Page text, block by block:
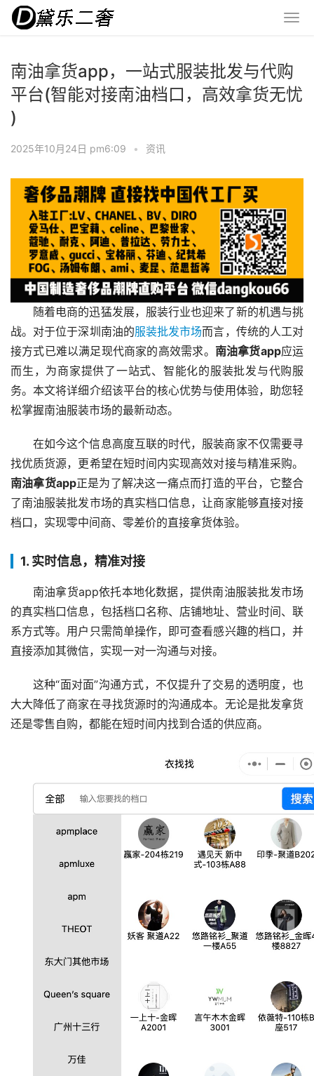
南油拿货app，一站式服装批发与代购
平台(智能对接南油档口，高效拿货无忧
)
2025年10月24日 pm6:09 • 资讯
随着电商的迅猛发展，服装行业也迎来了新的机遇与挑
战。对于位于深圳南油的服装批发市场而言，传统的人工对
接方式已难以满足现代商家的高效需求。 南油拿货app应运
而生，为商家提供了一站式、智能化的服装批发与代购服
务。本文将详细介绍该平台的核心优势与使用体验，助您轻
松掌握南油服装市场的最新动态。
在如今这个信息高度互联的时代，服装商家不仅需要寻
找优质货源，更希望在短时间内实现高效对接与精准采购。
南油拿货app正是为了解决这一痛点而打造的平台，它整合
了南油服装批发市场的真实档口信息，让商家能够直接对接
档口，实现零中间商、零差价的直接拿货体验。
1. 实时信息，精准对接
南油拿货app依托本地化数据，提供南油服装批发市场
的真实档口信息，包括档口名称、店铺地址、营业时间、联
系方式等。用户只需简单操作，即可查看感兴趣的档口，并
直接添加其微信，实现一对一沟通与对接。
这种“面对面”沟通方式，不仅提升了交易的透明度，也
大大降低了商家在寻找货源时的沟通成本。无论是批发拿货
还是零售自购，都能在短时间内找到合适的供应商。